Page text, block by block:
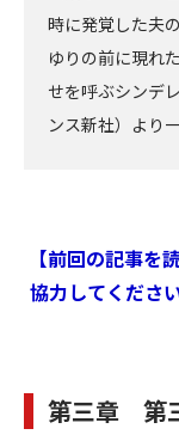
時に発覚した夫
ゆりの前に現れ
せを呼ぶシンデ
ンス新社）より
【前回の記事を
協力してくださ
第三章 第